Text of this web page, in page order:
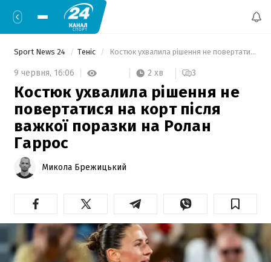
Sport News 24 Теніс Костюк ухвалила рішення не повертатися на корт після важкої поразки на Ролан Гаррос
9 червня, 16:06 2 хв 3
Костюк ухвалила рішення не
повертатися на корт після
важкої поразки на Ролан
Гаррос
Микола Брежицький